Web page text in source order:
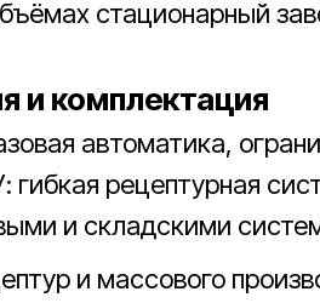
стационарный
и комплектация
автоматика,
рецептурная
и складскими
и массового